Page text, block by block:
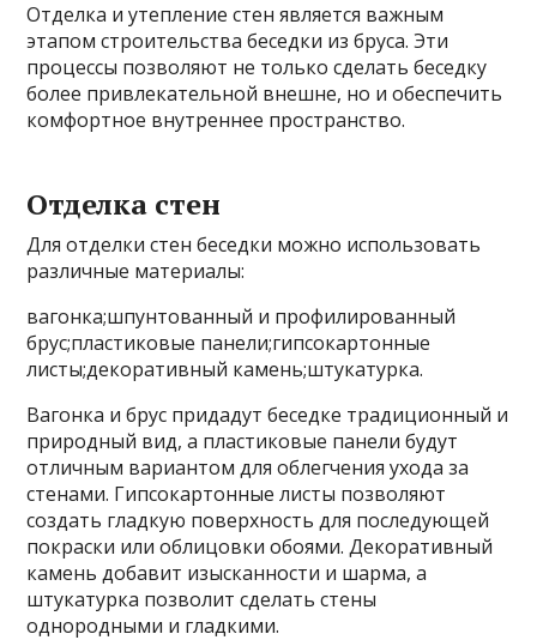
Отделка и утепление стен является важным
этапом строительства беседки из бруса. Эти
процессы позволяют не только сделать беседку
более привлекательной внешне, но и обеспечить
комфортное внутреннее пространство.
Отделка стен
Для отделки стен беседки можно использовать
различные материалы:
вагонка;шпунтованный и профилированный
брус;пластиковые панели;гипсокартонные
листы;декоративный камень;штукатурка.
Вагонка и брус придадут беседке традиционный и
природный вид, а пластиковые панели будут
отличным вариантом для облегчения ухода за
стенами. Гипсокартонные листы позволяют
создать гладкую поверхность для последующей
покраски или облицовки обоями. Декоративный
камень добавит изысканности и шарма, а
штукатурка позволит сделать стены
однородными и гладкими.